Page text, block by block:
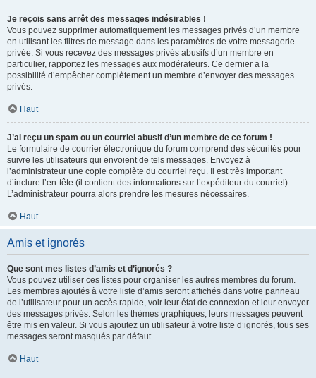
Je reçois sans arrêt des messages indésirables !
Vous pouvez supprimer automatiquement les messages privés d’un membre
en utilisant les filtres de message dans les paramètres de votre messagerie
privée. Si vous recevez des messages privés abusifs d’un membre en
particulier, rapportez les messages aux modérateurs. Ce dernier a la
possibilité d’empêcher complètement un membre d’envoyer des messages
privés.
Haut
J’ai reçu un spam ou un courriel abusif d’un membre de ce forum !
Le formulaire de courrier électronique du forum comprend des sécurités pour
suivre les utilisateurs qui envoient de tels messages. Envoyez à
l’administrateur une copie complète du courriel reçu. Il est très important
d’inclure l’en-tête (il contient des informations sur l’expéditeur du courriel).
L’administrateur pourra alors prendre les mesures nécessaires.
Haut
Amis et ignorés
Que sont mes listes d’amis et d’ignorés ?
Vous pouvez utiliser ces listes pour organiser les autres membres du forum.
Les membres ajoutés à votre liste d’amis seront affichés dans votre panneau
de l’utilisateur pour un accès rapide, voir leur état de connexion et leur envoyer
des messages privés. Selon les thèmes graphiques, leurs messages peuvent
être mis en valeur. Si vous ajoutez un utilisateur à votre liste d’ignorés, tous ses
messages seront masqués par défaut.
Haut